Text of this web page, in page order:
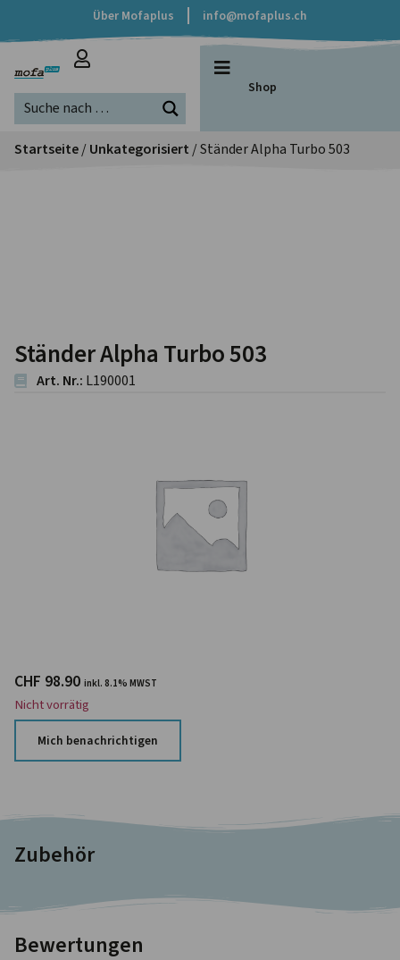
Über Mofaplus info@mofaplus.ch
Shop
Startseite/Unkategorisiert / Ständer Alpha Turbo 503
CHF 98.90 inkl. 8.1% MWST
Nicht vorrätig
Mich benachrichtigen
Ständer Alpha Turbo 503
Art. Nr.: L190001
Zubehör
Bewertungen